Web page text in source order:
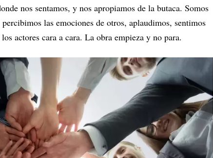
nos sentamos, y nos apropiamos de la butaca. Somos
las emociones de otros, aplaudimos, sentimos
actores cara a cara. La obra empieza y no para.